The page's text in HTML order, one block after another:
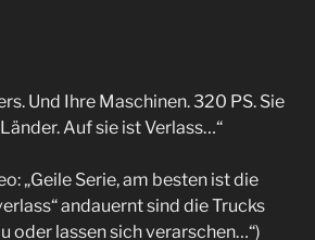
Und Ihre Maschinen. 320 PS. Sie
Auf sie ist Verlass…“
„Geile Serie, am besten ist die
andauernt sind die Trucks
oder lassen sich verarschen…“)